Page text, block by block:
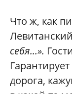
Что ж, как
себя...».
дорога,